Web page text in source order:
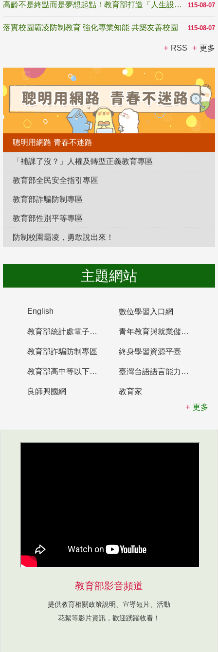
115-08-07
高齡不是終點而是夢想起點！教育部打造「人生設計夢工場」 參展第3屆高齡健康產業博覽會
115-08-07
落實校園霸凌防制教育 強化專業知能 共築友善校園
RSS 更多
聰明用網路 青春不迷路
「補課了沒？」人權及轉型正義教育專區
教育部全民安全指引專區
教育部詐騙防制專區
教育部性別平等專區
防制校園霸凌，勇敢說出來！
主題網站
English 數位學習入口網
教育部統計處電子書櫃 青年教育與就業儲蓄帳戶
教育部詐騙防制專區 終身學習資源平臺
教育部高中等以下學校及幼兒園教師資格檢定考試 臺灣台語語言能力認證網站
良師興國網
教育家
更多
教育部影音頻道
提供教育相關政策說明、宣導短片、活動
花絮等影片資訊，歡迎踴躍收看！